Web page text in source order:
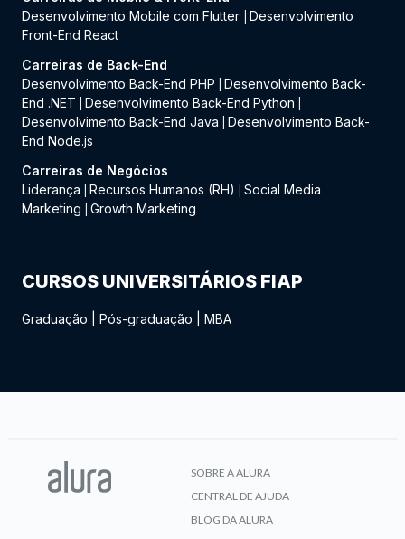
Desenvolvimento Mobile com Flutter
Desenvolvimento
Front-End React
Carreiras de Back-End
Desenvolvimento Back-End PHP
Desenvolvimento Back-
End .NET
Desenvolvimento Back-End Python
Desenvolvimento Back-End Java
Desenvolvimento Back-
End Node.js
Carreiras de Negócios
Liderança
Recursos Humanos (RH)
Social Media
Marketing
Growth Marketing
CURSOS UNIVERSITÁRIOS FIAP
Graduação Pós-graduação MBA
SOBRE A ALURA
CENTRAL DE AJUDA
BLOG DA ALURA